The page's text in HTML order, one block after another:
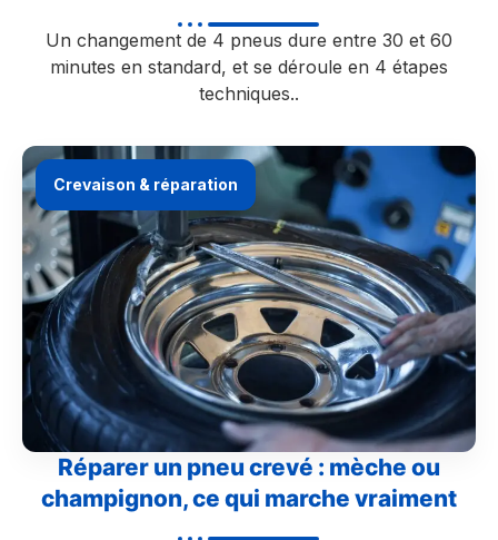
Un changement de 4 pneus dure entre 30 et 60
minutes en standard, et se déroule en 4 étapes
techniques..
Crevaison & réparation
Réparer un pneu crevé : mèche ou
champignon, ce qui marche vraiment